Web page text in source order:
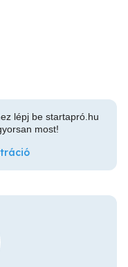
lépj be startapró.hu
most!